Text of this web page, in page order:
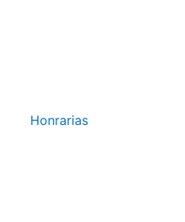
Honrarias